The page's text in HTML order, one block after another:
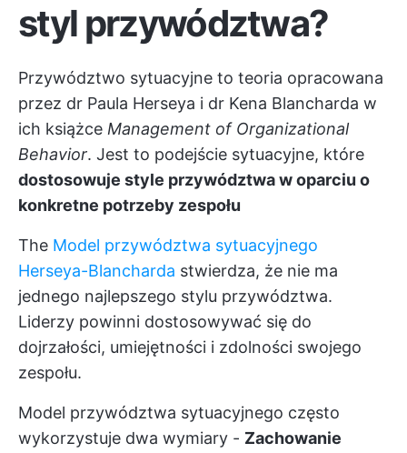
styl przywództwa?
Przywództwo sytuacyjne to teoria opracowana
przez dr Paula Herseya i dr Kena Blancharda w
ich książce Management of Organizational
Behavior. Jest to podejście sytuacyjne, które
dostosowuje style przywództwa w oparciu o
konkretne potrzeby zespołu
The Model przywództwa sytuacyjnego
Herseya-Blancharda stwierdza, że nie ma
jednego najlepszego stylu przywództwa.
Liderzy powinni dostosowywać się do
dojrzałości, umiejętności i zdolności swojego
zespołu.
Model przywództwa sytuacyjnego często
wykorzystuje dwa wymiary - Zachowanie